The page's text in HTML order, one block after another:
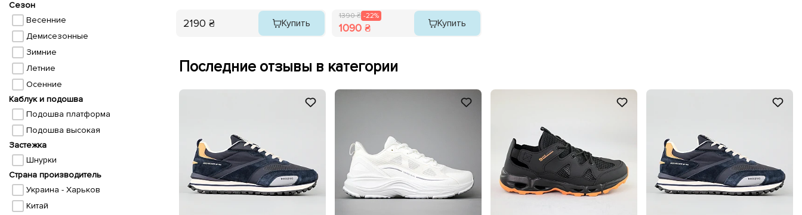
Сезон
Весенние
Демисезонные
Зимние
Летние
Осенние
Каблук и подошва
Подошва платформа
Подошва высокая
Застежка
Шнурки
Страна производитель
Украина - Харьков
Китай
2190 ₴ Купить
1390 ₴ -22%
1090 ₴ Купить
Последние отзывы в категории